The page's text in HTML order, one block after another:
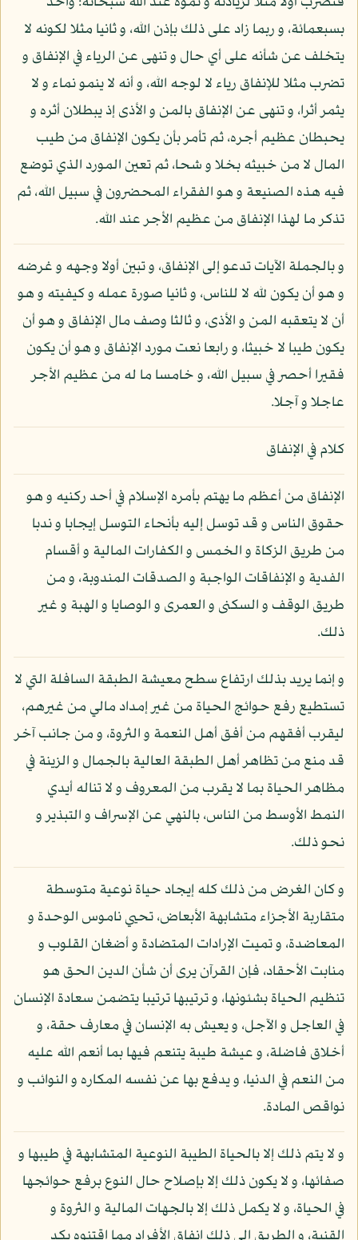
بسبعمائة، و ربما زاد على ذلك بإذن الله، و ثانيا مثلا لكونه لا
يتخلف عن شأنه على أي حال و تنهى عن الرياء في الإنفاق و
تضرب مثلا للإنفاق رياء لا لوجه الله، و أنه لا ينمو نماء و لا
يثمر أثرا، و تنهى عن الإنفاق بالمن و الأذى إذ يبطلان أثره و
يحبطان عظيم أجره، ثم تأمر بأن يكون الإنفاق من طيب
المال لا من خبيثه بخلا و شحا، ثم تعين المورد الذي توضع
فيه هذه الصنيعة و هو الفقراء المحضرون في سبيل الله، ثم
تذكر ما لهذا الإنفاق من عظيم الأجر عند الله.
و بالجملة الآيات تدعو إلى الإنفاق، و تبين أولا وجهه و غرضه
و هو أن يكون لله لا للناس، و ثانيا صورة عمله و كيفيته و هو
أن لا يتعقبه المن و الأذى، و ثالثا وصف مال الإنفاق و هو أن
يكون طيبا لا خبيثا، و رابعا نعت مورد الإنفاق و هو أن يكون
فقيرا أحصر في سبيل الله، و خامسا ما له من عظيم الأجر
عاجلا و آجلا.
كلام في الإنفاق
الإنفاق من أعظم ما يهتم بأمره الإسلام في أحد ركنيه و هو
حقوق الناس و قد توسل إليه بأنحاء التوسل إيجابا و ندبا
من طريق الزكاة و الخمس و الكفارات المالية و أقسام
الفدية و الإنفاقات الواجبة و الصدقات المندوبة، و من
طريق الوقف و السكنى و العمرى و الوصايا و الهبة و غير
ذلك.
و إنما يريد بذلك ارتفاع سطح معيشة الطبقة السافلة التي لا
تستطيع رفع حوائج الحياة من غير إمداد مالي من غيرهم،
ليقرب أفقهم من أفق أهل النعمة و الثروة، و من جانب آخر
قد منع من تظاهر أهل الطبقة العالية بالجمال و الزينة في
مظاهر الحياة بما لا يقرب من المعروف و لا تناله أيدي
النمط الأوسط من الناس، بالنهي عن الإسراف و التبذير و
نحو ذلك.
و كان الغرض من ذلك كله إيجاد حياة نوعية متوسطة
متقاربة الأجزاء متشابهة الأبعاض، تحيي ناموس الوحدة و
المعاضدة، و تميت الإرادات المتضادة و أضغان القلوب و
منابت الأحقاد، فإن القرآن يرى أن شأن الدين الحق هو
تنظيم الحياة بشئونها، و ترتيبها ترتيبا يتضمن سعادة الإنسان
في العاجل و الآجل، و يعيش به الإنسان في معارف حقة، و
أخلاق فاضلة، و عيشة طيبة يتنعم فيها بما أنعم الله عليه
من النعم في الدنيا، و يدفع بها عن نفسه المكاره و النوائب و
نواقص المادة.
و لا يتم ذلك إلا بالحياة الطيبة النوعية المتشابهة في طيبها و
صفائها، و لا يكون ذلك إلا بإصلاح حال النوع برفع حوائجها
في الحياة، و لا يكمل ذلك إلا بالجهات المالية و الثروة و